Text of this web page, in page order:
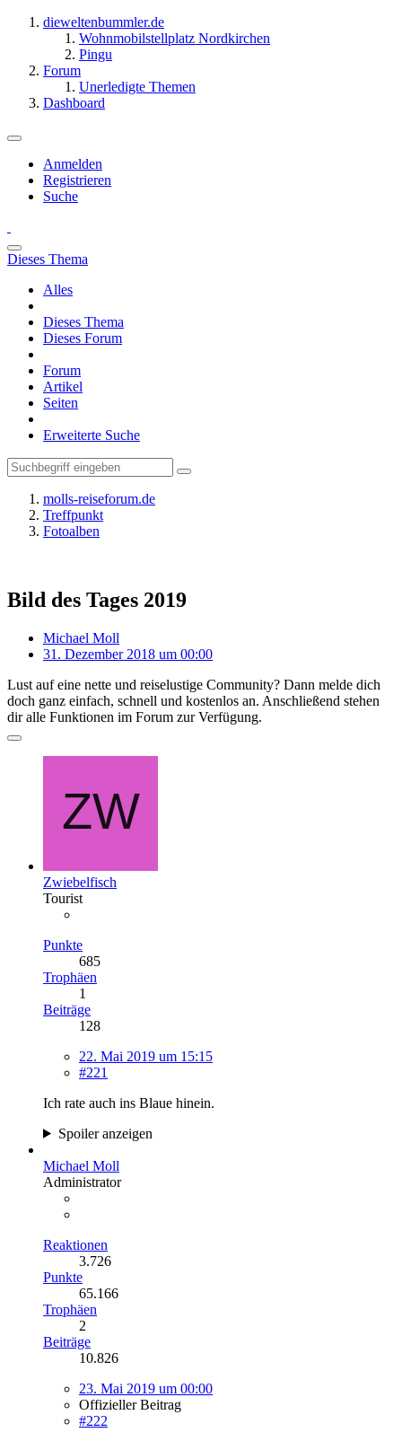
dieweltenbummler.de
Wohnmobilstellplatz Nordkirchen
Pingu
Forum
Unerledigte Themen
Dashboard
Anmelden
Registrieren
Suche
Dieses Thema
Alles
Dieses Thema
Dieses Forum
Forum
Artikel
Seiten
Erweiterte Suche
molls-reiseforum.de
Treffpunkt
Fotoalben
Bild des Tages 2019
Michael Moll
31. Dezember 2018 um 00:00
Lust auf eine nette und reiselustige Community? Dann melde dich
doch ganz einfach, schnell und kostenlos an. Anschließend stehen
dir alle Funktionen im Forum zur Verfügung.
Zwiebelfisch
Tourist
Punkte
685
Trophäen
1
Beiträge
128
22. Mai 2019 um 15:15
#221
Ich rate auch ins Blaue hinein.
Spoiler anzeigen
Michael Moll
Administrator
Reaktionen
3.726
Punkte
65.166
Trophäen
2
Beiträge
10.826
23. Mai 2019 um 00:00
Offizieller Beitrag
#222